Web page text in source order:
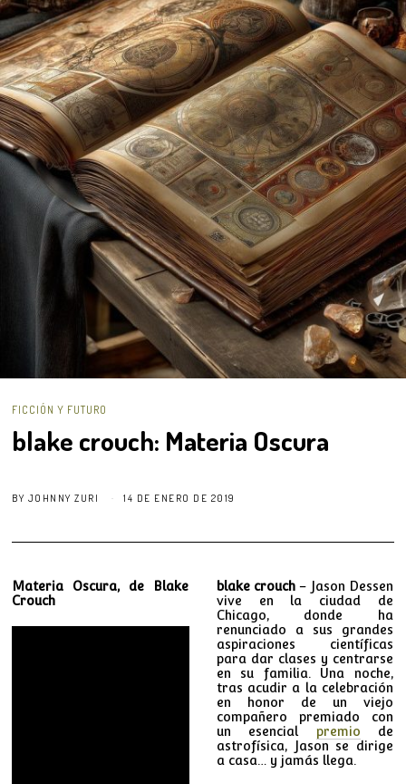
FICCIÓN Y FUTURO
blake crouch: Materia Oscura
BY JOHNNY ZURI 14 DE ENERO DE 2019
Materia Oscura, de Blake
Crouch
blake crouch– Jason Dessen
vive en la ciudad de
Chicago, donde ha
renunciado a sus grandes
aspiraciones científicas
para dar clases y centrarse
en su familia. Una noche,
tras acudir a la celebración
en honor de un viejo
compañero premiado con
un esencial premio de
astrofísica, Jason se dirige
a casa… y jamás llega.